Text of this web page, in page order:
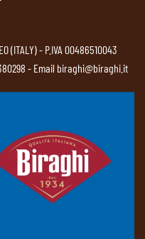
(ITALY) - P.IVA 00486510043
- Email biraghi@biraghi.it